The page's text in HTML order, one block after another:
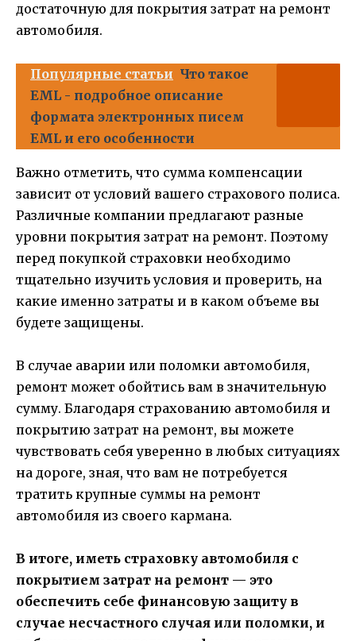
достаточную для покрытия затрат на ремонт
автомобиля.
Популярные статьи Что такое
EML - подробное описание
формата электронных писем
EML и его особенности
Важно отметить, что сумма компенсации
зависит от условий вашего страхового полиса.
Различные компании предлагают разные
уровни покрытия затрат на ремонт. Поэтому
перед покупкой страховки необходимо
тщательно изучить условия и проверить, на
какие именно затраты и в каком объеме вы
будете защищены.
В случае аварии или поломки автомобиля,
ремонт может обойтись вам в значительную
сумму. Благодаря страхованию автомобиля и
покрытию затрат на ремонт, вы можете
чувствовать себя уверенно в любых ситуациях
на дороге, зная, что вам не потребуется
тратить крупные суммы на ремонт
автомобиля из своего кармана.
В итоге, иметь страховку автомобиля с
покрытием затрат на ремонт — это
обеспечить себе финансовую защиту в
случае несчастного случая или поломки, и